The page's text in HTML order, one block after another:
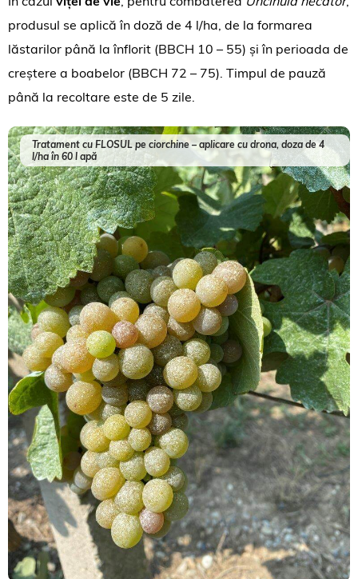
produsul se aplică în doză de 4 l/ha, de la formarea
lăstarilor până la înflorit (BBCH 10 – 55) și în perioada de
creștere a boabelor (BBCH 72 – 75). Timpul de pauză
până la recoltare este de 5 zile.
Tratament cu FLOSUL pe ciorchine – aplicare cu drona, doza de 4
l/ha în 60 l apă